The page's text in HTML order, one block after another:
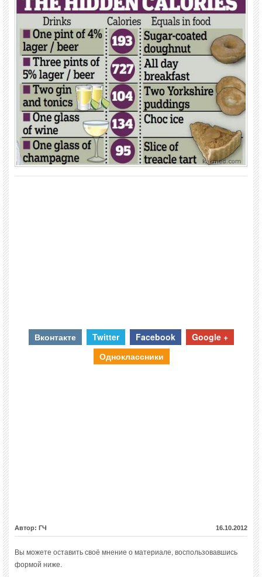
Вконтакте Twitter Facebook
Google +
Одноклассники
Автор: ГЧ 16.10.2012
Вы можете оставить своё мнение о материале, воспользовавшись
формой ниже.